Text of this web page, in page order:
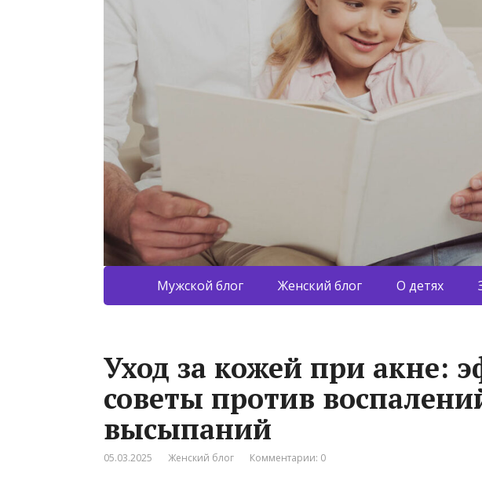
Мужской блог Женский блог О детях
Уход за кожей при акне:
советы против
высыпаний
05.03.2025 Женский блог Комментарии: 0